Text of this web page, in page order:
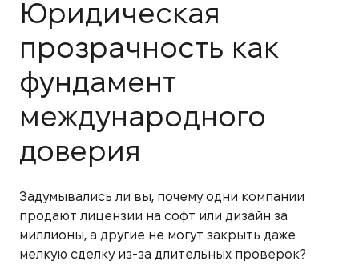
Юридическая
прозрачность как
фундамент
международного
доверия
Задумывались ли вы, почему одни компании
продают лицензии на софт или дизайн за
миллионы, а другие не могут закрыть даже
мелкую сделку из-за длительных проверок?